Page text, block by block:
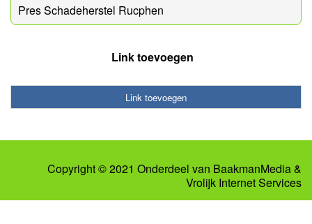
Pres Schadeherstel Rucphen
Link toevoegen
Link toevoegen
Copyright © 2021 Onderdeel van BaakmanMedia&
Vrolijk Internet Services